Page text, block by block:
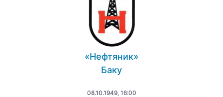
«Нефтяник»
Баку
08.10.1949, 16:00